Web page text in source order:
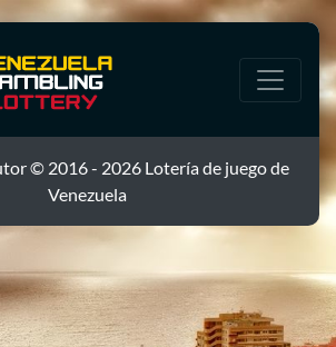
© 2016 - 2026 Lotería de juego de
Venezuela